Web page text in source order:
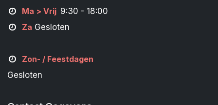
Ma > Vrij 9:30 - 18:00
Za Gesloten
Zon- / Feestdagen
Gesloten